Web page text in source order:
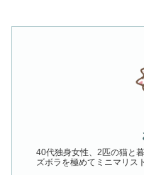
40代独身女性、2匹の猫と
ズボラを極めてミニマリス